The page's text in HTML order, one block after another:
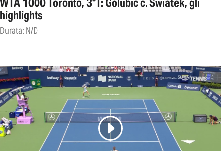
highlights
Durata: N/D